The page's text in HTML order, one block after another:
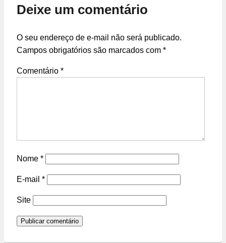
Deixe um comentário
O seu endereço de e-mail não será publicado.
Campos obrigatórios são marcados com *
Comentário *
Nome *
E-mail *
Site